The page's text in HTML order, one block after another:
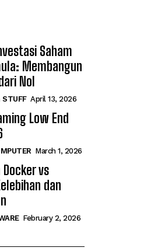
Saham
Membangun
Nol
STUFF April 13, 2026
Low End
March 1, 2026
Docker vs
dan
February 2, 2026